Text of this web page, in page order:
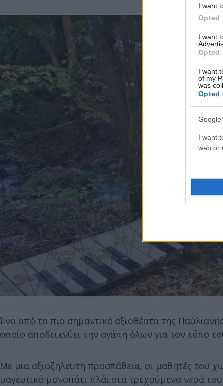
I want
Opted
I want
Opted
I want
of my
was
Opted
Google
I want
web or
Ένα από τα πιο σημαντικά αξιοθέατα της
οποίο αποδεικνύει την αγάπη όλων για τον τόπο
Με μια αξιοζήλευτη προσπάθεια, οι μαθητές του
μαγευτικό μονοπάτι πλάι στα τρεχούμενα νερά